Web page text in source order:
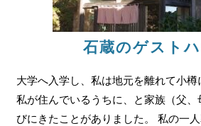
石蔵のゲスト
大学へ入学し、私は地元を離れて小樽
私が住んでいるうちに、と家族（父
びにきたことがありました。 私の一